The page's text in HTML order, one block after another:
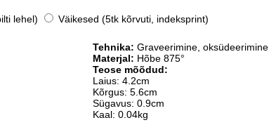
lehel) Väikesed (5tk kõrvuti, indeksprint)
Tehnika: Graveerimine, oksüdeerimine
Materjal: Hõbe 875°
Teose mõõdud:
Laius: 4.2cm
Kõrgus: 5.6cm
Sügavus: 0.9cm
Kaal: 0.04kg